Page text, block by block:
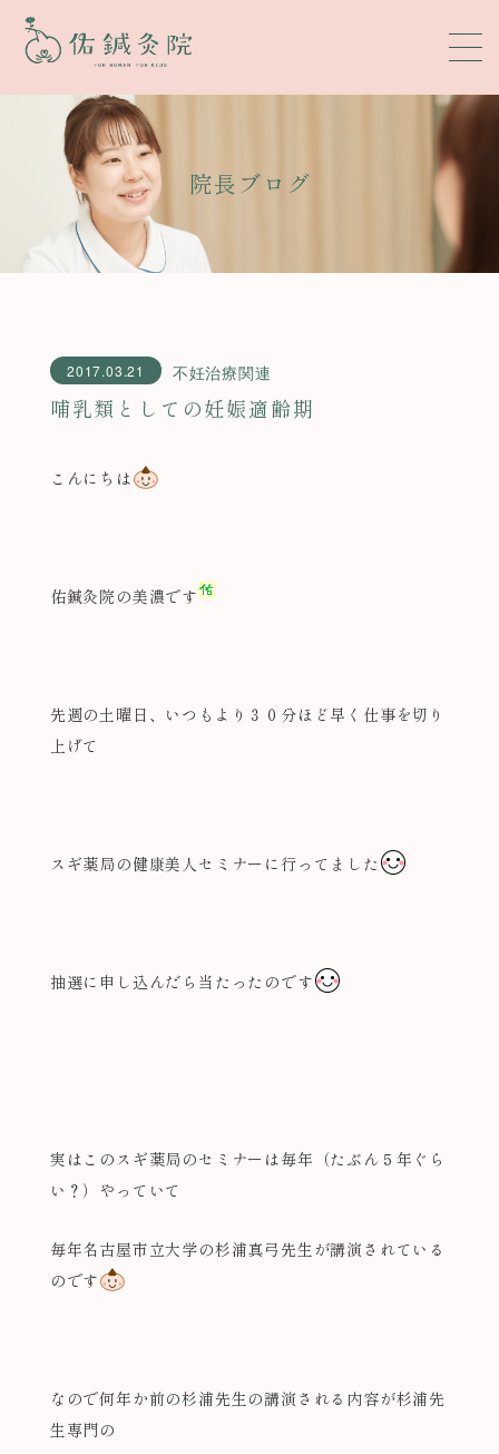
院長ブログ
2017.03.21 不妊治療関連
哺乳類としての妊娠適齢期
こんにちは
佑鍼灸院の美濃です
先週の土曜日、いつもより３０分ほど早く仕事を切り
上げて
スギ薬局の健康美人セミナーに行ってました
抽選に申し込んだら当たったのです
実はこのスギ薬局のセミナーは毎年（たぶん５年ぐら
い？）やっていて
毎年名古屋市立大学の杉浦真弓先生が講演されている
のです
なので何年か前の杉浦先生の講演される内容が杉浦先
生専門の